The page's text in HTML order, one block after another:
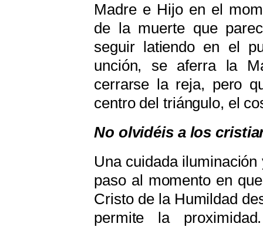
Madre e Hijo en el
de la muerte que
seguir latiendo en el
unción, se aferra la
cerrarse la reja, pero
centro del triángulo, el
No olvidéis a los
Una cuidada
paso al momento en
Cristo de la Humildad
permite la